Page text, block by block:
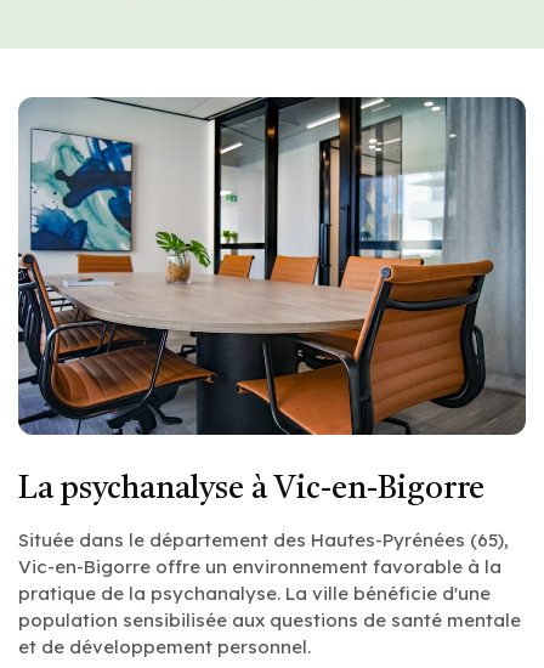
La psychanalyse à Vic-en-Bigorre
Située dans le département des Hautes-Pyrénées (65),
Vic-en-Bigorre offre un environnement favorable à la
pratique de la psychanalyse. La ville bénéficie d'une
population sensibilisée aux questions de santé mentale
et de développement personnel.